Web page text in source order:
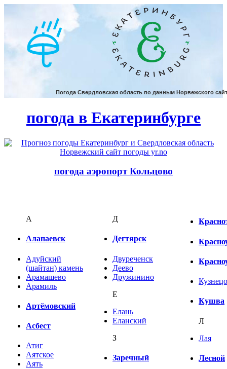
погода в Екатеринбурге
погода аэропорт Кольцово
А
Алапаевск
Адуйский
(шайтан) камень
Арамашево
Арамиль
Артёмовский
Асбест
Атиг
Аятское
Аять
Д
Дегтярск
Двуреченск
Деево
Дружинино
Е
Елань
Еланский
З
Заречный
Кушва
Л
Лая
Лесной